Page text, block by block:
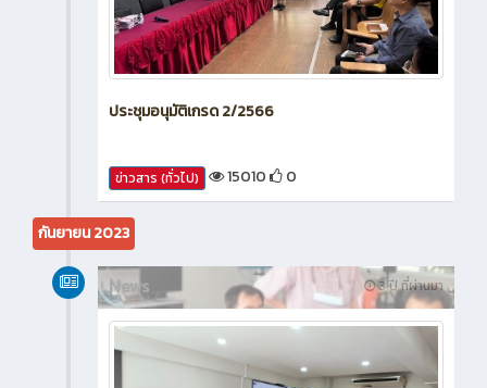
ประชุมอนุมัติเกรด 2/2566
ข่าวสาร (ทั่วไป) 15010 0
กันยายน 2023
3 ปี ที่ผ่านมา
News